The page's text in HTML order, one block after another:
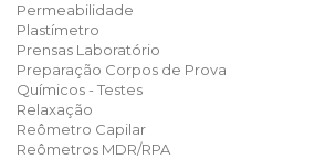
Permeabilidade
Plastímetro
Prensas Laboratório
Preparação Corpos de Prova
Químicos - Testes
Relaxação
Reômetro Capilar
Reômetros MDR/RPA